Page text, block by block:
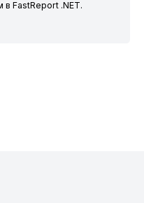
FastReport .NET.